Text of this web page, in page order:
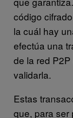
código
la cuál hay
efectúa una
de la red
validarla.
Estas
que, para ser